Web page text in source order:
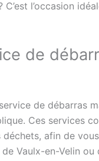
l’occasion
de
de débarras
Ces services
afin de
Vaulx-en-Velin ou